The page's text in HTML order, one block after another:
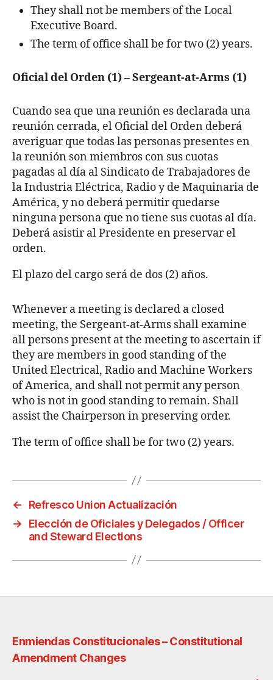
They shall not be members of the Local
Executive Board.
The term of office shall be for two (2) years.
Oficial del Orden (1) – Sergeant-at-Arms (1)
Cuando sea que una reunión es declarada una
reunión cerrada, el Oficial del Orden deberá
averiguar que todas las personas presentes en
la reunión son miembros con sus cuotas
pagadas al día al Sindicato de Trabajadores de
la Industria Eléctrica, Radio y de Maquinaria de
América, y no deberá permitir quedarse
ninguna persona que no tiene sus cuotas al día.
Deberá asistir al Presidente en preservar el
orden.
El plazo del cargo será de dos (2) años.
Whenever a meeting is declared a closed
meeting, the Sergeant-at-Arms shall examine
all persons present at the meeting to ascertain if
they are members in good standing of the
United Electrical, Radio and Machine Workers
of America, and shall not permit any person
who is not in good standing to remain. Shall
assist the Chairperson in preserving order.
The term of office shall be for two (2) years.
←
Refresco Union Actualización
→
Elección de Oficiales y Delegados / Officer
and Steward Elections
Enmiendas Constitucionales – Constitutional
Amendment Changes